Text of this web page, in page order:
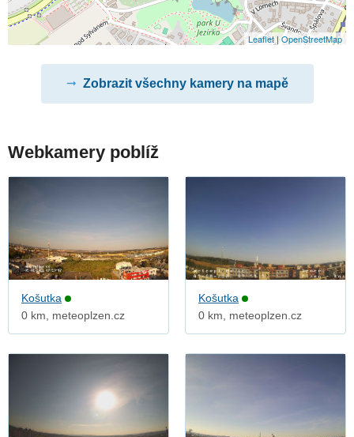
Leaflet|OpenStreetMap
Zobrazit všechny kamery na mapě
Webkamery poblíž
Košutka
0 km, meteoplzen.cz
Košutka
0 km, meteoplzen.cz